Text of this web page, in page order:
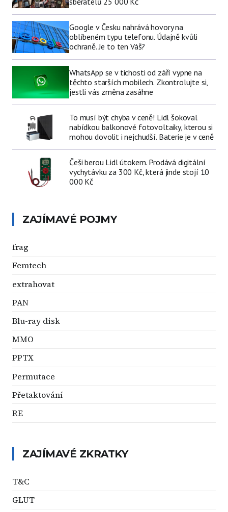
Google v Česku nahrává hovory na
oblíbeném typu telefonu. Údajně kvůli
ochraně. Je to ten Váš?
WhatsApp se v tichosti od září vypne na
těchto starších mobilech. Zkontrolujte si,
jestli vás změna zasáhne
To musí být chyba v ceně! Lidl šokoval
nabídkou balkonové fotovoltaiky, kterou si
mohou dovolit i nejchudší. Baterie je v ceně
Češi berou Lidl útokem. Prodává digitální
vychytávku za 300 Kč, která jinde stojí 10
000 Kč
ZAJÍMAVÉ POJMY
frag
Femtech
extrahovat
PAN
Blu-ray disk
MMO
PPTX
Permutace
Přetaktování
RE
ZAJÍMAVÉ ZKRATKY
T&C
GLUT